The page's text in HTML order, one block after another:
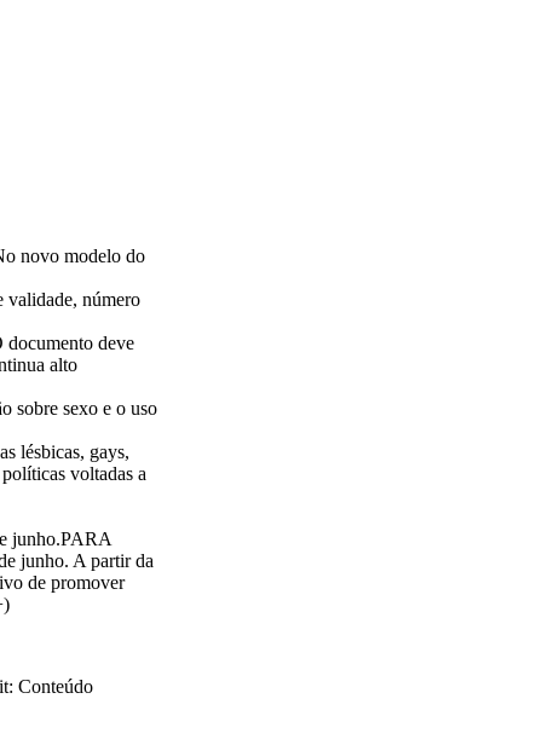
novo modelo do
validade, número
documento deve
alto
sobre sexo e o uso
lésbicas, gays,
voltadas a
junho.PARA
junho. A partir da
de promover
Conteúdo